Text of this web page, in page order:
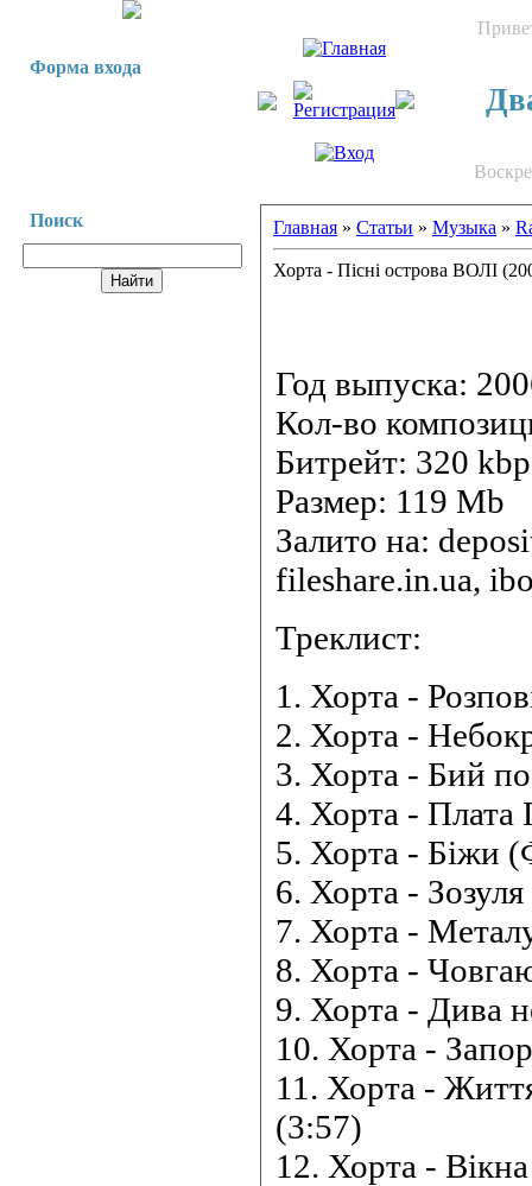
Форма входа
Поиск Главная » Статьи » Музыка »
Хорта - Пісні острова ВОЛІ
Год выпуска:
Кол-во
Битрейт: 320
Размер: 119 Mb
Залито на:
fileshare.in.ua,
Треклист:
1. Хорта -
2. Хорта -
3. Хорта - Бий
4. Хорта -
5. Хорта - Біжи
6. Хорта -
7. Хорта -
8. Хорта -
9. Хорта - Дива
10. Хорта -
11. Хорта -
(3:57)
12. Хорта -